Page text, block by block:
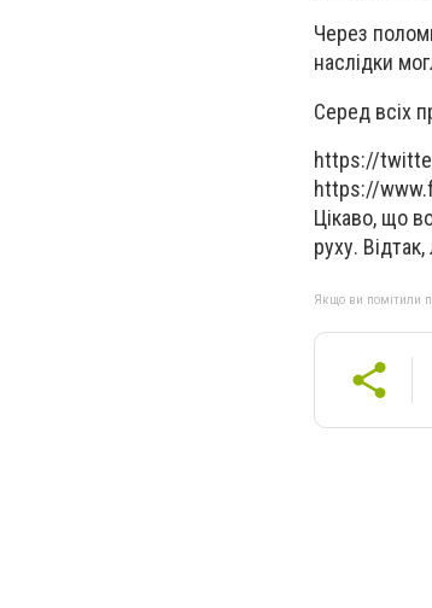
Через
наслідки
Серед всіх
https://
https://
Цікаво, що
руху.
Якщо ви помітили